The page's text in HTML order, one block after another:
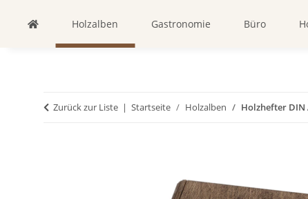
Holzalben Gastronomie Büro
Zurück zur Liste Startseite Holzalben Holzhefter DIN